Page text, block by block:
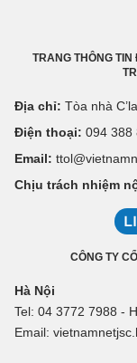
TRANG THÔNG
Địa chỉ: Tòa nhà
Điện thoại: 094 388
Email:
Chịu trách nhiệm
CÔNG TY
Hà Nội
Tel: 04 3772 7988 -
Email: